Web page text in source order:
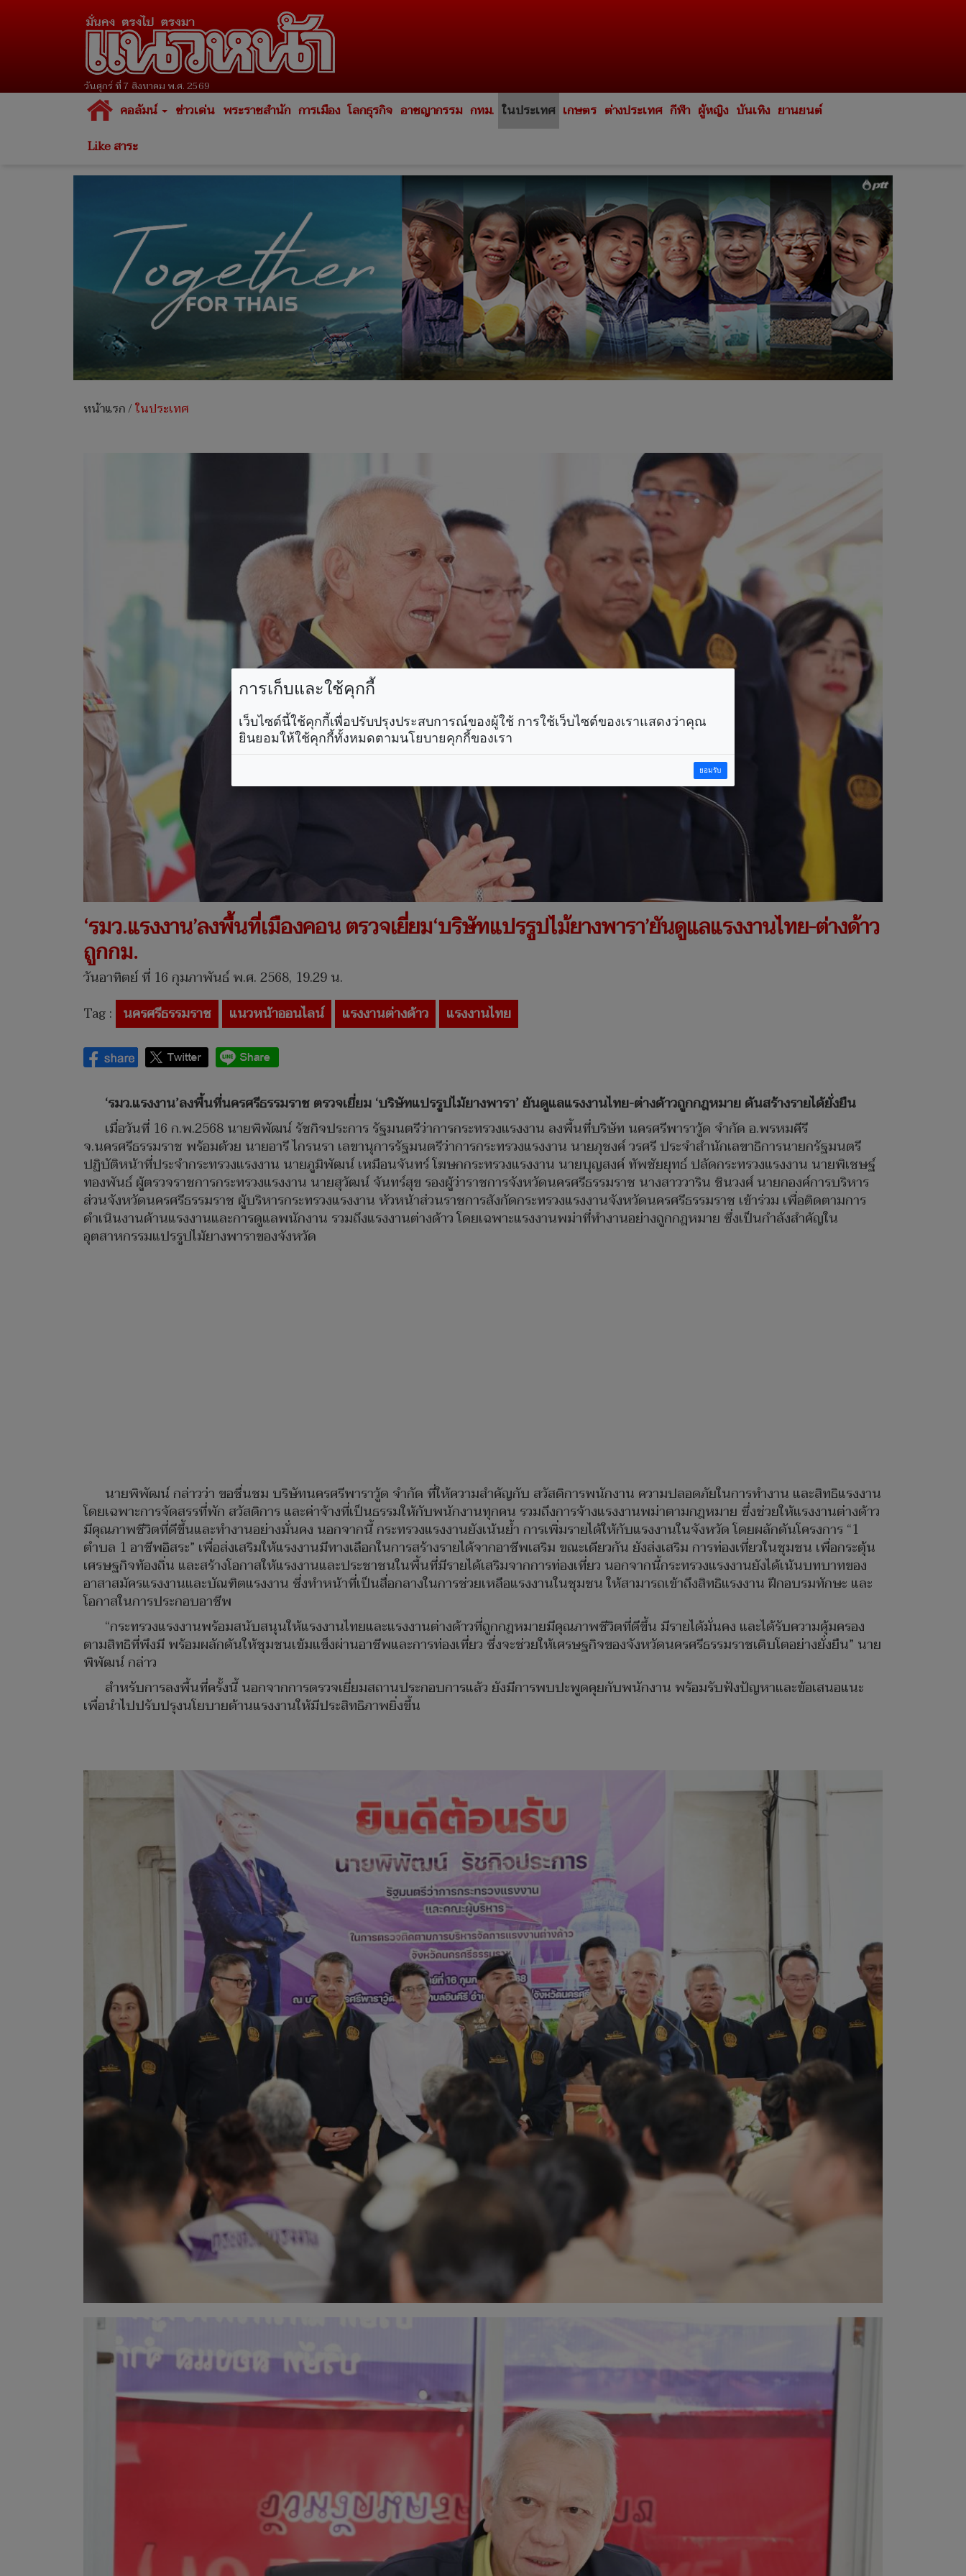
วันศุกร์ ที่ 7 สิงหาคม พ.ศ. 2569
คอลัมน์ ข่าวเด่น พระราชสำนัก การเมือง โลกธุรกิจ อาชญากรรม กทม. ในประเทศ เกษตร ต่างประเทศ กีฬา ผู้หญิง บันเทิง ยานยนต์
Like สาระ
หน้าแรก/ในประเทศ
‘รมว.แรงงาน’ลงพื้นที่เมืองคอน ตรวจเยี่ยม‘บริษัทแปรรูปไม้ยางพารา’ยันดูแลแรงงานไทย-ต่างด้าว
ถูกกม.
วันอาทิตย์ ที่ 16 กุมภาพันธ์ พ.ศ. 2568, 19.29 น.
Tag : นครศรีธรรมราช แนวหน้าออนไลน์ แรงงานต่างด้าว แรงงานไทย
‘รมว.แรงงาน’ลงพื้นที่นครศรีธรรมราช ตรวจเยี่ยม ‘บริษัทแปรรูปไม้ยางพารา’ ยันดูแลแรงงานไทย-ต่างด้าวถูกกฎหมาย ดันสร้างรายได้ยั่งยืน
เมื่อวันที่ 16 ก.พ.2568 นายพิพัฒน์ รัชกิจประการ รัฐมนตรีว่าการกระทรวงแรงงาน ลงพื้นที่บริษัท นครศรีพาราวู้ด จำกัด อ.พรหมคีรี
จ.นครศรีธรรมราช พร้อมด้วย นายอารี ไกรนรา เลขานุการรัฐมนตรีว่าการกระทรวงแรงงาน นายภุชงค์ วรศรี ประจำสำนักเลขาธิการนายกรัฐมนตรี
ปฏิบัติหน้าที่ประจำกระทรวงแรงงาน นายภูมิพัฒน์ เหมือนจันทร์ โฆษกกระทรวงแรงงาน นายบุญสงค์ ทัพชัยยุทธ์ ปลัดกระทรวงแรงงาน นายพิเชษฐ์
ทองพันธ์ ผู้ตรวจราชการกระทรวงแรงงาน นายสุวัฒน์ จันทร์สุข รองผู้ว่าราชการจังหวัดนครศรีธรรมราช นางสาววาริน ชินวงศ์ นายกองค์การบริหาร
ส่วนจังหวัดนครศรีธรรมราช ผู้บริหารกระทรวงแรงงาน หัวหน้าส่วนราชการสังกัดกระทรวงแรงงานจังหวัดนครศรีธรรมราช เข้าร่วม เพื่อติดตามการ
ดำเนินงานด้านแรงงานและการดูแลพนักงาน รวมถึงแรงงานต่างด้าว โดยเฉพาะแรงงานพม่าที่ทำงานอย่างถูกกฎหมาย ซึ่งเป็นกำลังสำคัญใน
อุตสาหกรรมแปรรูปไม้ยางพาราของจังหวัด
นายพิพัฒน์ กล่าวว่า ขอชื่นชม บริษัทนครศรีพาราวู้ด จำกัด ที่ให้ความสำคัญกับ สวัสดิการพนักงาน ความปลอดภัยในการทำงาน และสิทธิแรงงาน
โดยเฉพาะการจัดสรรที่พัก สวัสดิการ และค่าจ้างที่เป็นธรรมให้กับพนักงานทุกคน รวมถึงการจ้างแรงงานพม่าตามกฎหมาย ซึ่งช่วยให้แรงงานต่างด้าว
มีคุณภาพชีวิตที่ดีขึ้นและทำงานอย่างมั่นคง นอกจากนี้ กระทรวงแรงงานยังเน้นย้ำ การเพิ่มรายได้ให้กับแรงงานในจังหวัด โดยผลักดันโครงการ “1
ตำบล 1 อาชีพอิสระ” เพื่อส่งเสริมให้แรงงานมีทางเลือกในการสร้างรายได้จากอาชีพเสริม ขณะเดียวกัน ยังส่งเสริม การท่องเที่ยวในชุมชน เพื่อกระตุ้น
เศรษฐกิจท้องถิ่น และสร้างโอกาสให้แรงงานและประชาชนในพื้นที่มีรายได้เสริมจากการท่องเที่ยว นอกจากนี้กระทรวงแรงงานยังได้เน้นบทบาทของ
อาสาสมัครแรงงานและบัณฑิตแรงงาน ซึ่งทำหน้าที่เป็นสื่อกลางในการช่วยเหลือแรงงานในชุมชน ให้สามารถเข้าถึงสิทธิแรงงาน ฝึกอบรมทักษะ และ
โอกาสในการประกอบอาชีพ
“กระทรวงแรงงานพร้อมสนับสนุนให้แรงงานไทยและแรงงานต่างด้าวที่ถูกกฎหมายมีคุณภาพชีวิตที่ดีขึ้น มีรายได้มั่นคง และได้รับความคุ้มครอง
ตามสิทธิที่พึงมี พร้อมผลักดันให้ชุมชนเข้มแข็งผ่านอาชีพและการท่องเที่ยว ซึ่งจะช่วยให้เศรษฐกิจของจังหวัดนครศรีธรรมราชเติบโตอย่างยั่งยืน” นาย
พิพัฒน์ กล่าว
สำหรับการลงพื้นที่ครั้งนี้ นอกจากการตรวจเยี่ยมสถานประกอบการแล้ว ยังมีการพบปะพูดคุยกับพนักงาน พร้อมรับฟังปัญหาและข้อเสนอแนะ
เพื่อนำไปปรับปรุงนโยบายด้านแรงงานให้มีประสิทธิภาพยิ่งขึ้น
การเก็บและใช้คุกกี้
เว็บไซต์นี้ใช้คุกกี้เพื่อปรับปรุงประสบการณ์ของผู้ใช้ การใช้เว็บไซต์ของเราแสดงว่าคุณ
ยินยอมให้ใช้คุกกี้ทั้งหมดตามนโยบายคุกกี้ของเรา
ยอมรับ